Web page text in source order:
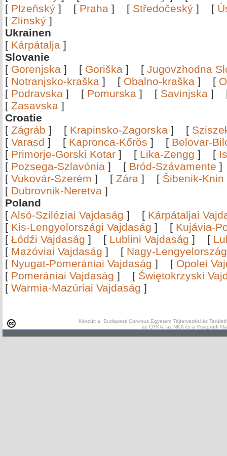
[ Plzeňský ] [ Praha ] [ Středočeský ] [
[ Zlínský ]
Ukrainen
[ Kárpátalja ]
Slovanie
[ Gorenjska ] [ Goriška ] [ Jugovzhodna
[ Notranjsko-kraška ] [ Obalno-kraška ] [
[ Podravska ] [ Pomurska ] [ Savinjska ]
[ Zasavska ]
Croatie
[ Zágráb ] [ Krapinsko-Zagorska ] [
[ Varasd ] [ Kapronca-Kőrös ] [ Belovar-
[ Primorje-Gorski Kotar ] [ Lika-Zengg ] [
[ Pozsega-Szlavónia ] [ Bród-Szávamente
[ Vukovár-Szerém ] [ Zára ] [ Šibenik-Knin
[ Dubrovnik-Neretva ]
Poland
[ Alsó-Sziléziai Vajdaság ] [ Kárpátaljai
[ Kis-Lengyelországi Vajdaság ] [ Kujávia-
[ Łódźi Vajdaság ] [ Lublini Vajdaság ] [
[ Mazóviai Vajdaság ] [ Nagy-
[ Nyugat-Pomerániai Vajdaság ] [ Opolei
[ Pomerániai Vajdaság ] [ Świętokrzyski
[ Warmia-Mazúriai Vajdaság ]
Készült a Budapesti Corvinus Egyetem Tájtervezési és
az OTKA, az NKA és a Visegrádi